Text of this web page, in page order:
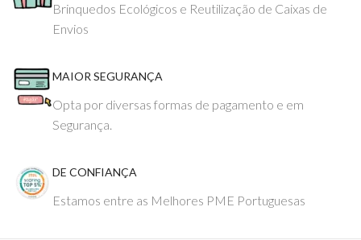
Brinquedos Ecológicos e Reutilização de Caixas de
Envios
MAIOR SEGURANÇA
Opta por diversas formas de pagamento e em
Segurança.
DE CONFIANÇA
Estamos entre as Melhores PME Portuguesas